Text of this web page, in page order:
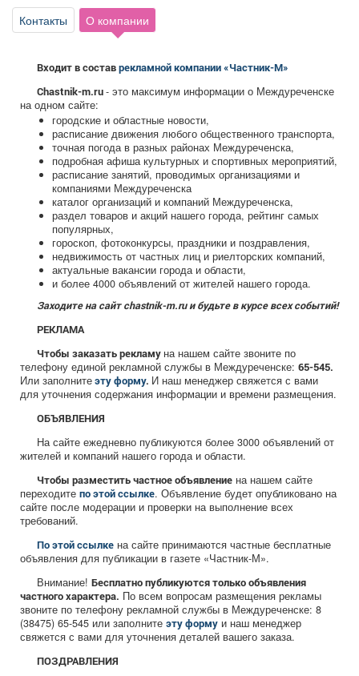
ТВ программа Я - пенсионер
Контакты О компании
Входит в составрекламной компании «Частник-М»
Chastnik-m.ru- это максимум информации о Междуреченске
на одном сайте:
городские и областные новости,
расписание движения любого общественного транспорта,
точная погода в разных районах Междуреченска,
подробная афиша культурных и спортивных мероприятий,
расписание занятий, проводимых организациями и
компаниями Междуреченска
каталог организаций и компаний Междуреченска,
раздел товаров и акций нашего города, рейтинг самых
популярных,
гороскоп, фотоконкурсы, праздники и поздравления,
недвижимость от частных лиц и риелторских компаний,
актуальные вакансии города и области,
и более 4000 объявлений от жителей нашего города.
Заходите на сайт chastnik-m.ru и будьте в курсе всех событий!
РЕКЛАМА
Чтобы заказать рекламу на нашем сайте звоните по
телефону единой рекламной службы в Междуреченске: 65-545.
Или заполнитеэту форму. И наш менеджер свяжется с вами
для уточнения содержания информации и времени размещения.
ОБЪЯВЛЕНИЯ
На сайте ежедневно публикуются более 3000 объявлений от
жителей и компаний нашего города и области.
Чтобы разместить частное объявление на нашем сайте
переходите по этой ссылке. Объявление будет опубликовано на
сайте после модерации и проверки на выполнение всех
требований.
По этой ссылке на сайте принимаются частные бесплатные
объявления для публикации в газете «Частник-М».
Внимание! Бесплатно публикуются только объявления
частного характера. По всем вопросам размещения рекламы
звоните по телефону рекламной службы в Междуреченске: 8
(38475) 65-545 или заполните эту форму и наш менеджер
свяжется с вами для уточнения деталей вашего заказа.
ПОЗДРАВЛЕНИЯ